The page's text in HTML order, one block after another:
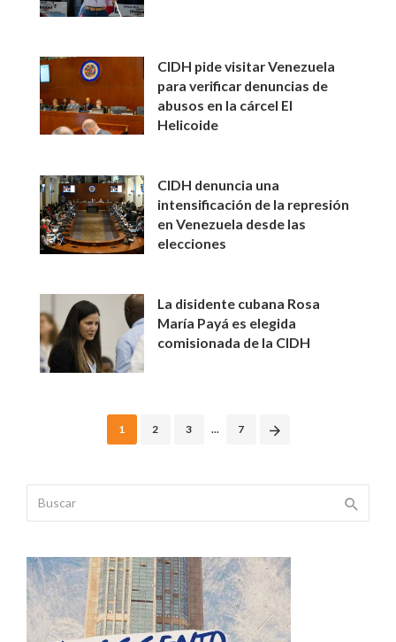
CIDH pide visitar Venezuela
para verificar denuncias de
abusos en la cárcel El
Helicoide
CIDH denuncia una
intensificación de la represión
en Venezuela desde las
elecciones
La disidente cubana Rosa
María Payá es elegida
comisionada de la CIDH
1 2 3 ... 7